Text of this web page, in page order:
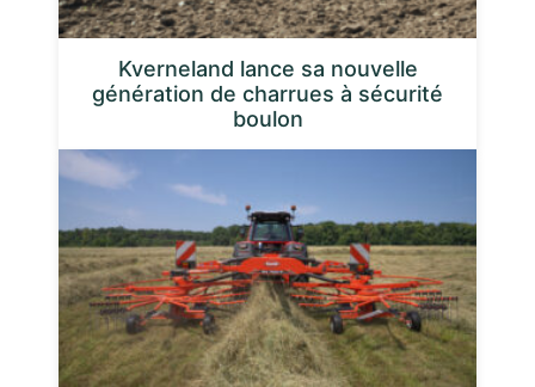
Kverneland lance sa nouvelle
génération de charrues à sécurité
boulon